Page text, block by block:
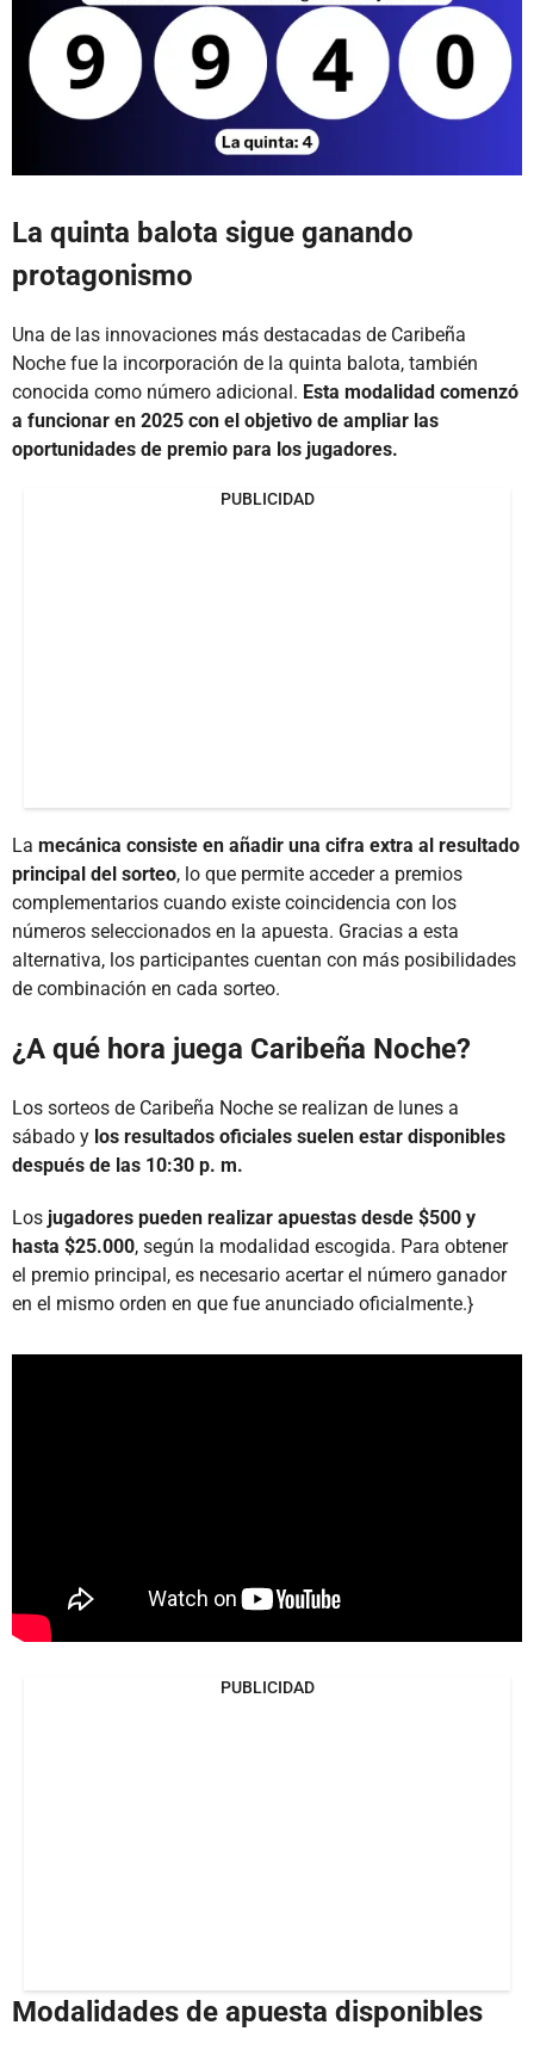
La quinta balota sigue ganando
protagonismo
Una de las innovaciones más destacadas de Caribeña
Noche fue la incorporación de la quinta balota, también
conocida como número adicional. Esta modalidad comenzó
a funcionar en 2025 con el objetivo de ampliar las
oportunidades de premio para los jugadores.
PUBLICIDAD
La mecánica consiste en añadir una cifra extra al resultado
principal del sorteo, lo que permite acceder a premios
complementarios cuando existe coincidencia con los
números seleccionados en la apuesta. Gracias a esta
alternativa, los participantes cuentan con más posibilidades
de combinación en cada sorteo.
¿A qué hora juega Caribeña Noche?
Los sorteos de Caribeña Noche se realizan de lunes a
sábado y los resultados oficiales suelen estar disponibles
después de las 10:30 p. m.
Los jugadores pueden realizar apuestas desde $500 y
hasta $25.000, según la modalidad escogida. Para obtener
el premio principal, es necesario acertar el número ganador
en el mismo orden en que fue anunciado oficialmente.}
PUBLICIDAD
Modalidades de apuesta disponibles